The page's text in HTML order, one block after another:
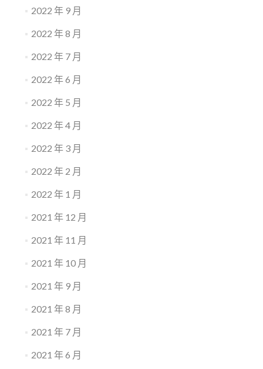
2022 年 9 月
2022 年 8 月
2022 年 7 月
2022 年 6 月
2022 年 5 月
2022 年 4 月
2022 年 3 月
2022 年 2 月
2022 年 1 月
2021 年 12 月
2021 年 11 月
2021 年 10 月
2021 年 9 月
2021 年 8 月
2021 年 7 月
2021 年 6 月